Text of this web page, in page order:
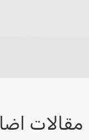
مقالات